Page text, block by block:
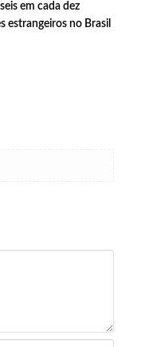
em cada dez
estrangeiros no Brasil